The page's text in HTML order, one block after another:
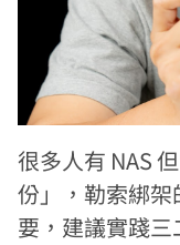
很多人有 NAS
份」，勒索綁
要，建議實踐三